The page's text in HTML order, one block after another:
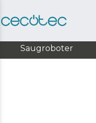
Saugroboter